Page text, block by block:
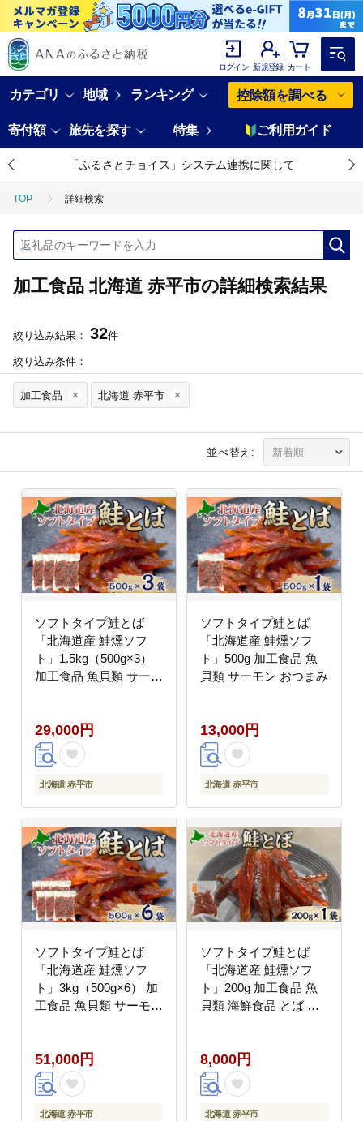
ログイン 新規登録 カート
カテゴリ 地域 ランキング 控除額を調べる
寄付額 旅先を探す 特集 ご利用ガイド
「ふるさとチョイス」システム連携に関して
TOP 詳細検索
加工食品 北海道 赤平市の詳細検索結果
絞り込み結果： 32件
絞り込み条件：
加工食品 北海道 赤平市
並べ替え:
ソフトタイプ鮭とば
「北海道産 鮭燻ソフ
ト」1.5kg（500g×3）
加工食品 魚貝類 サーモ
29,000円
北海道 赤平市
ソフトタイプ鮭とば
「北海道産 鮭燻ソフ
ト」500g 加工食品 魚
貝類 サーモン おつまみ
13,000円
北海道 赤平市
ソフトタイプ鮭とば
「北海道産 鮭燻ソフ
ト」3kg（500g×6） 加
工食品 魚貝類 サーモン
51,000円
北海道 赤平市
ソフトタイプ鮭とば
「北海道産 鮭燻ソフ
ト」200g 加工食品 魚
貝類 海鮮食品 とば 鮭
やつ 乾き物 珍味 北海
道 赤平市
8,000円
北海道 赤平市